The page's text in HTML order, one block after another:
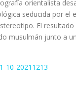
orientalista
seducida por el
El
musulmán junto a
10-20211213